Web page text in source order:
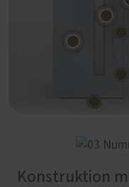
Konstruktion